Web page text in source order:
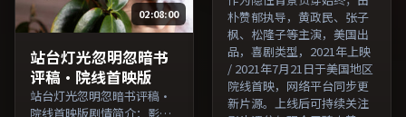
02:08:00
站台灯光忽明忽暗书
评稿·院线首映版
站台灯光忽明忽暗书评稿·
院线首映版剧情简介：影片
朴赞郁执导，黄政民、张子
枫、松隆子等主演，美国出
品，喜剧类型，2021年上映
/ 2021年7月21日于美国地区
院线首映，网络平台同步更
新片源。上线后可持续关注